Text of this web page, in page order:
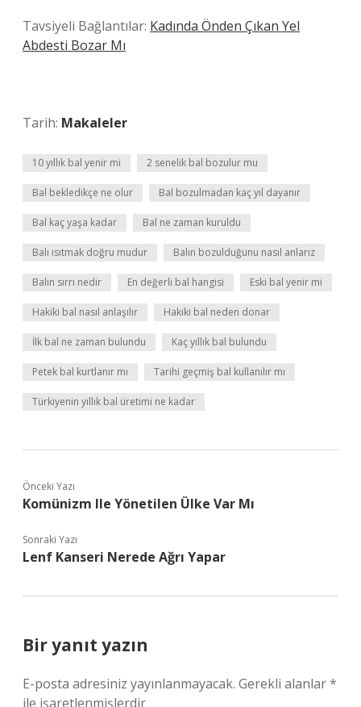
Tavsiyeli Bağlantılar: Kadında Önden Çıkan Yel
Abdesti Bozar Mı
Tarih: Makaleler
10 yıllık bal yenir mi 2 senelik bal bozulur mu
Bal bekledikçe ne olur Bal bozulmadan kaç yıl dayanır
Bal kaç yaşa kadar Bal ne zaman kuruldu
Balı ısıtmak doğru mudur Balın bozulduğunu nasıl anlarız
Balın sırrı nedir En değerli bal hangisi Eski bal yenir mi
Hakiki bal nasıl anlaşılır Hakiki bal neden donar
İlk bal ne zaman bulundu Kaç yıllık bal bulundu
Petek bal kurtlanır mı Tarihi geçmiş bal kullanılır mı
Türkiyenin yıllık bal üretimi ne kadar
Önceki Yazı
Komünizm Ile Yönetilen Ülke Var Mı
Sonraki Yazı
Lenf Kanseri Nerede Ağrı Yapar
Bir yanıt yazın
E-posta adresiniz yayınlanmayacak. Gerekli alanlar*
ile işaretlenmişlerdir